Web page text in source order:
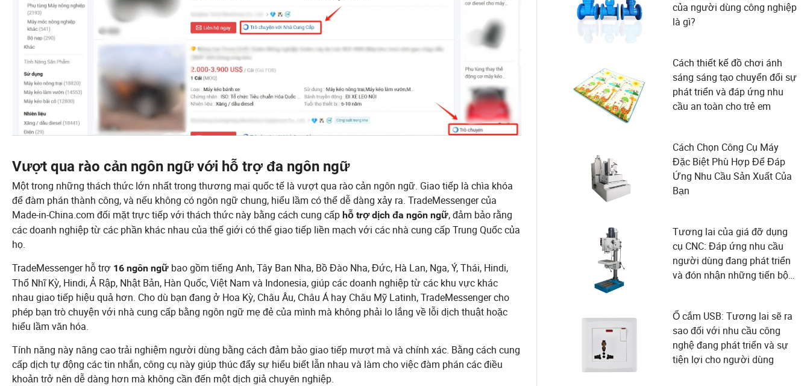
Vượt qua rào cản ngôn ngữ với hỗ trợ đa ngôn ngữ
Một trong những thách thức lớn nhất trong thương mại quốc tế là vượt qua rào cản ngôn ngữ. Giao tiếp là chìa khóa
để đàm phán thành công, và nếu không có ngôn ngữ chung, hiểu lầm có thể dễ dàng xảy ra. TradeMessenger của
Made-in-China.com đối mặt trực tiếp với thách thức này bằng cách cung cấp hỗ trợ dịch đa ngôn ngữ, đảm bảo rằng
các doanh nghiệp từ các phần khác nhau của thế giới có thể giao tiếp liền mạch với các nhà cung cấp Trung Quốc của
họ.
TradeMessenger hỗ trợ 16 ngôn ngữ bao gồm tiếng Anh, Tây Ban Nha, Bồ Đào Nha, Đức, Hà Lan, Nga, Ý, Thái, Hindi,
Thổ Nhĩ Kỳ, Hindi, Ả Rập, Nhật Bản, Hàn Quốc, Việt Nam và Indonesia, giúp các doanh nghiệp từ các khu vực khác
nhau giao tiếp hiệu quả hơn. Cho dù bạn đang ở Hoa Kỳ, Châu Âu, Châu Á hay Châu Mỹ Latinh, TradeMessenger cho
phép bạn trò chuyện với nhà cung cấp bằng ngôn ngữ mẹ đẻ của mình mà không phải lo lắng về lỗi dịch thuật hoặc
hiểu lầm văn hóa.
Tính năng này nâng cao trải nghiệm người dùng bằng cách đảm bảo giao tiếp mượt mà và chính xác. Bằng cách cung
cấp dịch tự động các tin nhắn, công cụ này giúp thúc đẩy sự hiểu biết lẫn nhau và làm cho việc đàm phán các điều
khoản trở nên dễ dàng hơn mà không cần đến một dịch giả chuyên nghiệp.
của người dùng công nghiệp
là gì?
Cách thiết kế đồ chơi ánh
sáng sáng tạo chuyển đổi sự
phát triển và đáp ứng nhu
cầu an toàn cho trẻ em
Cách Chọn Công Cụ Máy
Đặc Biệt Phù Hợp Để Đáp
Ứng Nhu Cầu Sản Xuất Của
Bạn
Tương lai của giá đỡ dụng
cụ CNC: Đáp ứng nhu cầu
người dùng đang phát triển
và đón nhận những tiến bộ
Ổ cắm USB: Tương lai sẽ ra
sao đối với nhu cầu công
nghệ đang phát triển và sự
tiện lợi cho người dùng